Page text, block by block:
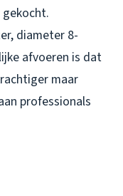
diameter 8-
afvoeren is dat
maar
professionals